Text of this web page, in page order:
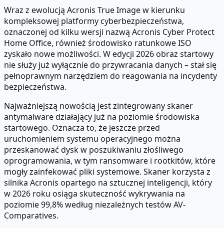
Wraz z ewolucją Acronis True Image w kierunku
kompleksowej platformy cyberbezpieczeństwa,
oznaczonej od kilku wersji nazwą Acronis Cyber Protect
Home Office, również środowisko ratunkowe ISO
zyskało nowe możliwości. W edycji 2026 obraz startowy
nie służy już wyłącznie do przywracania danych – stał się
pełnoprawnym narzędziem do reagowania na incydenty
bezpieczeństwa.
Najważniejszą nowością jest zintegrowany skaner
antymalware działający już na poziomie środowiska
startowego. Oznacza to, że jeszcze przed
uruchomieniem systemu operacyjnego można
przeskanować dysk w poszukiwaniu złośliwego
oprogramowania, w tym ransomware i rootkitów, które
mogły zainfekować pliki systemowe. Skaner korzysta z
silnika Acronis opartego na sztucznej inteligencji, który
w 2026 roku osiąga skuteczność wykrywania na
poziomie 99,8% według niezależnych testów AV-
Comparatives.